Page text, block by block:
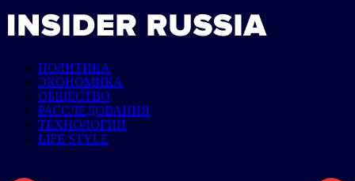
ПОЛИТИКА
ЭКОНОМИКА
ОБЩЕСТВО
РАССЛЕДОВАНИЯ
ТЕХНОЛОГИИ
LIFE STYLE